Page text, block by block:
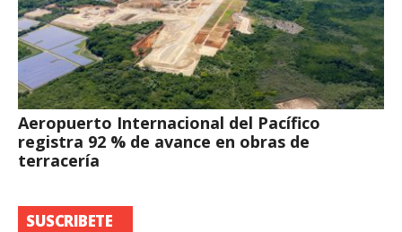
Aeropuerto Internacional del Pacífico
registra 92 % de avance en obras de
terracería
SUSCRIBETE